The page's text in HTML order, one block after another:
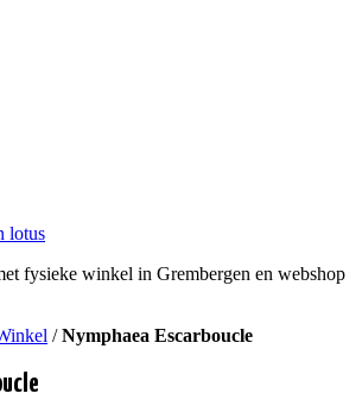
lotus
fysieke winkel in Grembergen en webshop
/Nymphaea Escarboucle